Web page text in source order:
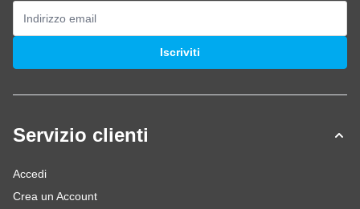
Indirizzo email
Iscriviti
Servizio clienti
Accedi
Crea un Account